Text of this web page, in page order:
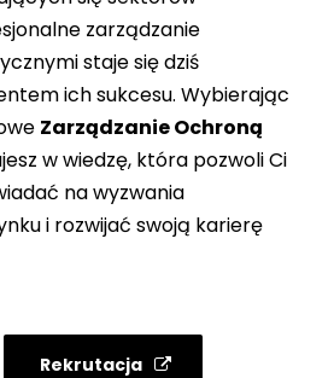
zarządzanie
staje się dziś
ich sukcesu. Wybierając
Zarządzanie Ochroną
w wiedzę, która pozwoli Ci
na wyzwania
i rozwijać swoją karierę
Rekrutacja